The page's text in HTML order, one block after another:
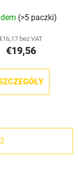
(>5 paczki)
bez VAT
€19,56